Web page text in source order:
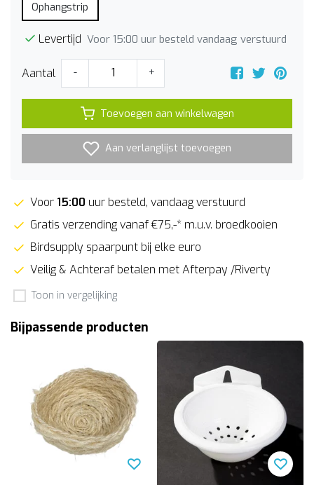
Ophangstrip
Levertijd Voor 15:00 uur besteld vandaag verstuurd
Aantal - +
Toevoegen aan winkelwagen
Aan verlanglijst toevoegen
Voor 15:00 uur besteld, vandaag verstuurd
Gratis verzending vanaf €75,-* m.u.v. broedkooien
Birdsupply spaarpunt bij elke euro
Veilig & Achteraf betalen met Afterpay /Riverty
Toon in vergelijking
Bijpassende producten